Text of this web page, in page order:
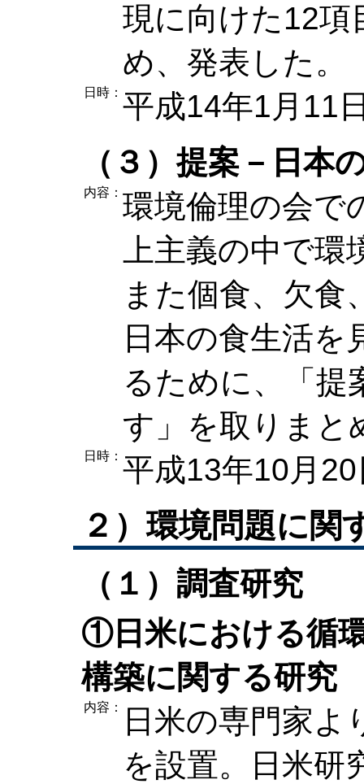
現に向けた12項
め、発表した。
日時： 平成14年1月11
（３）提案－日本
内容： 環境倫理の会で
上主義の中で
また個食、欠食
日本の食生活を
るために、「提
す」を取りまと
日時： 平成13年10月20
２）環境問題に関
（１）調査研究
①日米における循
構築に関する研究
内容：
日米の専門家よ
を設置。日米研